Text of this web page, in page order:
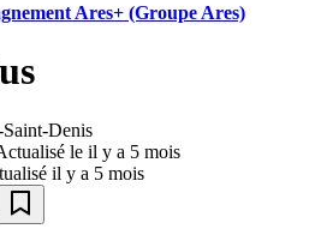
Ares+ (Groupe Ares)
Denis
le il y a 5 mois
il y a 5 mois